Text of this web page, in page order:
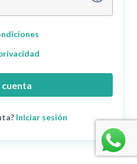
Iniciar sesión